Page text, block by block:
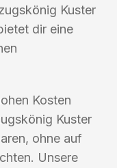
Kuster
dir eine
Kosten
Kuster
ohne auf
Unsere